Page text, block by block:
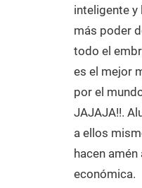
inteligente y
más poder
todo el
es el mejor
por el
JAJAJA!!.
a ellos
hacen
económica.